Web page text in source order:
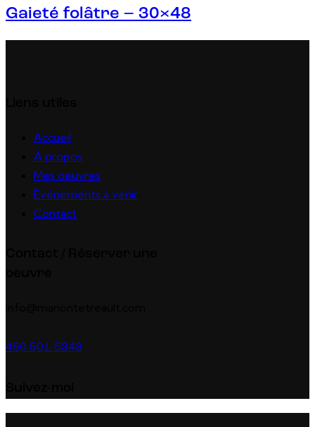
Gaieté folâtre – 30×48
Accueil
À propos
Mes oeuvres
Événements à venir
Contact
450 501-5343